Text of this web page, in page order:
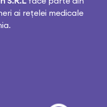
ai rețelei medicale